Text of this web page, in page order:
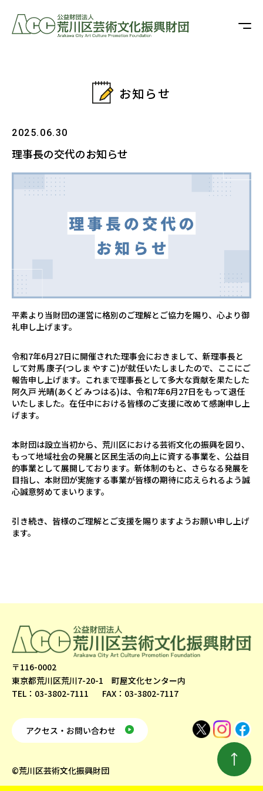
お知らせ
2025.06.30
理事長の交代のお知らせ
平素より当財団の運営に格別のご理解とご協力を賜り、心より御
礼申し上げます。
令和7年6月27日に開催された理事会におきまして、新理事長と
して対馬 康子(つしま やすこ)が就任いたしましたので、ここにご
報告申し上げます。これまで理事長として多大な貢献を果たした
阿久戸 光晴(あくど みつはる)は、令和7年6月27日をもって退任
いたしました。在任中における皆様のご支援に改めて感謝申し上
げます。
本財団は設立当初から、荒川区における芸術文化の振興を図り、
もって地域社会の発展と区民生活の向上に資する事業を、公益目
的事業として展開しております。新体制のもと、さらなる発展を
目指し、本財団が実施する事業が皆様の期待に応えられるよう誠
心誠意努めてまいります。
引き続き、皆様のご理解とご支援を賜りますようお願い申し上げ
ます。
〒116-0002
東京都荒川区荒川7-20-1 町屋文化センター内
TEL：03-3802-7111
FAX：03-3802-7117
アクセス・お問い合わせ
©荒川区芸術文化振興財団